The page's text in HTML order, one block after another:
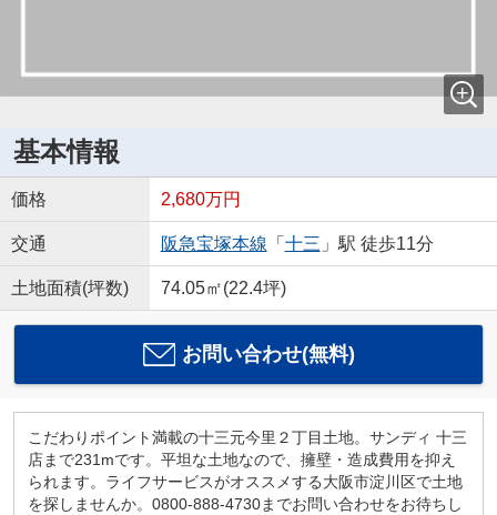
基本情報
価格 2,680万円
交通 阪急宝塚本線 「 十三 」駅 徒歩11分
土地面積(坪数) 74.05㎡(22.4坪)
お問い合わせ(無料)
こだわりポイント満載の十三元今里２丁目土地。サンディ 十三
店まで231mです。平坦な土地なので、擁壁・造成費用を抑え
られます。ライフサービスがオススメする大阪市淀川区で土地
を探しませんか。0800-888-4730までお問い合わせをお待ちし